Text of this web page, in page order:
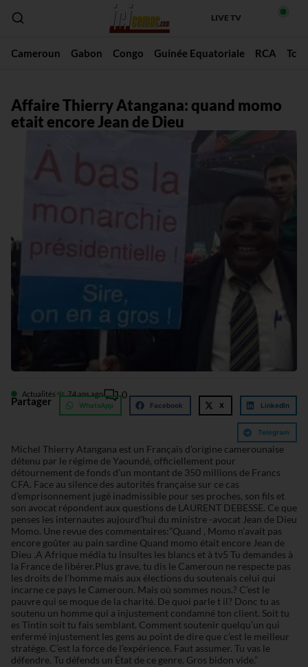
LIVE TV
Cameroun Gabon Congo Guinée Equatoriale RCA
Affaire Thierry Atangana: quand momo
etait encore Jean de Dieu
Actualités 74 ans ago 0
Partager WhatsApp Facebook X LinkedIn
Telegram
Michel Thierry Atangana est un Français d’origine camerounaise
détenu par le régime de Yaoundé, officiellement pour
détournement de fonds d’un montant de 350 millions de Francs
CFA. Face au silence des autorités française sur ce cas
d’emprisonnement jugé inadmissible pour ses proches, son fils et
son avocat répondent aux questions de LAURENT DEBESSE. Ce que
penses les internautes aujourd’hui du ministre -avocat Jean de Dieu
Momo. Une revue des commentaires:”Quand , Momo n’avait pas
encore goûter au pain sardine Quand momo était encore Jean de
Dieu .A Afrique média tu insultes les blancs et à tv5 Tu demandes à
la France de libérer.Plus grave, tu dis le Cameroun ne respecte pas
les droits de l’homme mais aux élections du soutenais celui qui
incarne ce pays le Cameroun. Mais où sommes nous.? C’est le
pauvre qui se moque de la charité. De quoi parle t il? Donc tu as
soutenu un homme qui a injustement condamné ton client. Soit tu
es Tintin soit tu fais semblant. Comment soutenir quelqu’un qui
enfermé injustement les gens au point de dire que c’est le meilleur
stratège. C’est la force de l’expérience. Faut assumer. Tu vas le
défendre. Tu défends un État de ce genre. Gros bidon vide.”